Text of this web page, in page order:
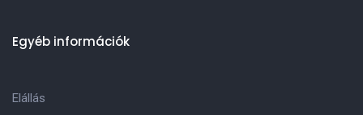
Egyéb információk
Elállás